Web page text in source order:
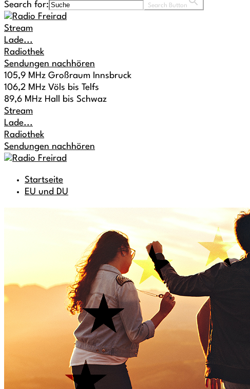
Search for: Search Button
Stream
Lade...
Radiothek
Sendungen nachhören
105,9 MHz Großraum Innsbruck
106,2 MHz Völs bis Telfs
89,6 MHz Hall bis Schwaz
Stream
Lade...
Radiothek
Sendungen nachhören
Startseite
EU und DU